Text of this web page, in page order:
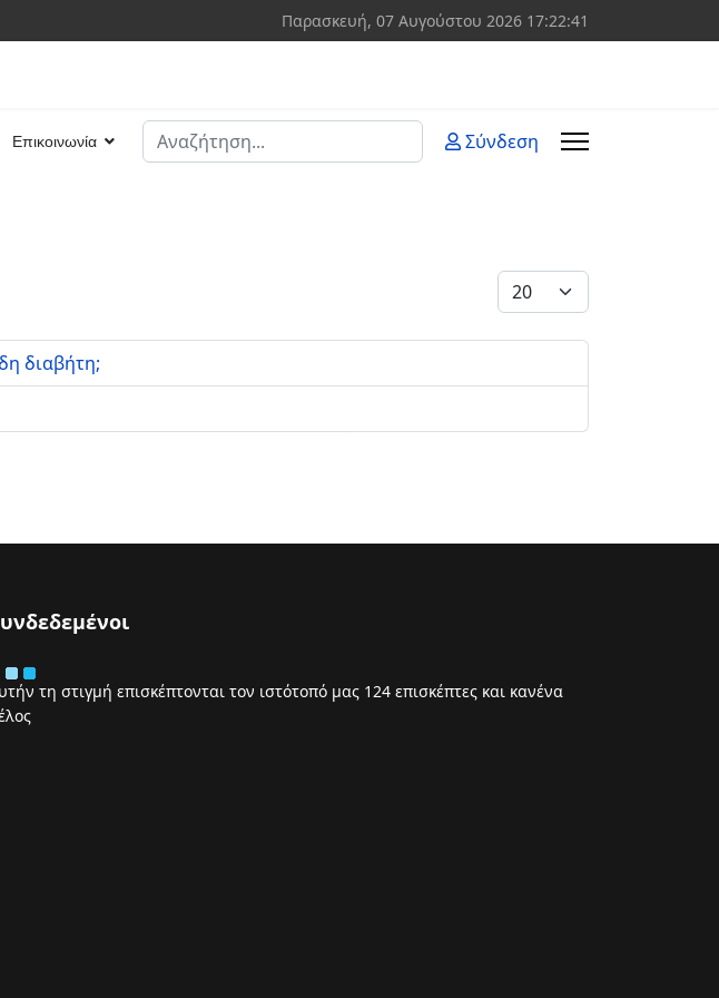
Παρασκευή, 07 Αυγούστου 2026 17:22:41
Επικοινωνία
Αναζήτηση
Σύνδεση
Εμφάνιση #
διαβήτη;
τη στιγμή επισκέπτονται τον ιστότοπό μας 124 επισκέπτες και κανένα